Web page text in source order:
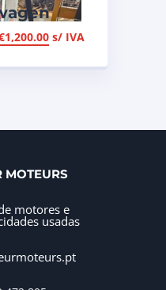
de
ref
1,200.00 s/ IVA
MOTEURS
motores e
usadas